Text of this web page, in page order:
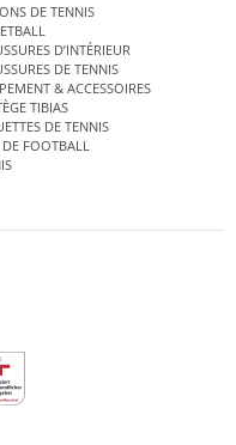
DE TENNIS
D’INTÉRIEUR
DE TENNIS
& ACCESSOIRES
TIBIAS
DE TENNIS
FOOTBALL